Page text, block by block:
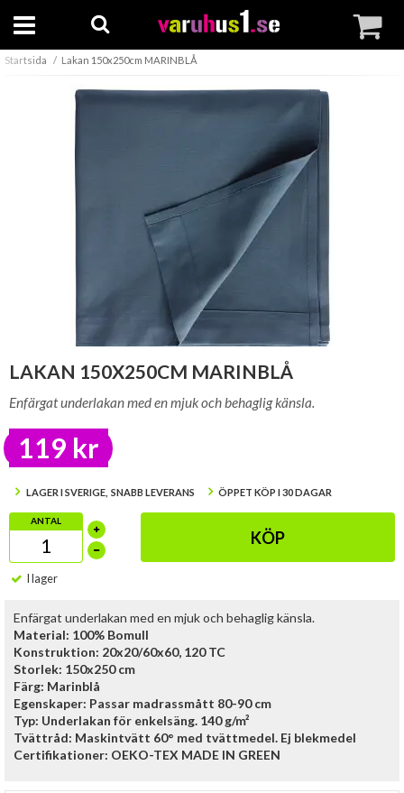
Startsida Lakan 150x250cm MARINBLÅ
LAKAN 150X250CM MARINBLÅ
Enfärgat underlakan med en mjuk och behaglig känsla.
119 kr
LAGER I SVERIGE, SNABB LEVERANS ÖPPET KÖP I 30 DAGAR
ANTAL
KÖP
I lager
Enfärgat underlakan med en mjuk och behaglig känsla.
Material: 100% Bomull
Konstruktion: 20x20/60x60, 120 TC
Storlek: 150x250 cm
Färg: Marinblå
Egenskaper: Passar madrassmått 80-90 cm
Typ: Underlakan för enkelsäng. 140 g/m²
Tvättråd: Maskintvätt 60° med tvättmedel. Ej blekmedel
Certifikationer: OEKO-TEX MADE IN GREEN